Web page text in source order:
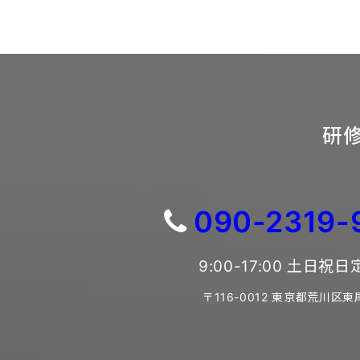
研
090-2319-
9:00-17:00 土日祝日
〒116-0012 東京都荒川区東